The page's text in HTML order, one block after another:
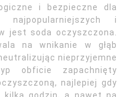
i bezpieczne dla
najpopularniejszych i
jest soda oczyszczona.
na wnikanie w głąb
nieprzyjemne
obficie zapachnięty
najlepiej gdy